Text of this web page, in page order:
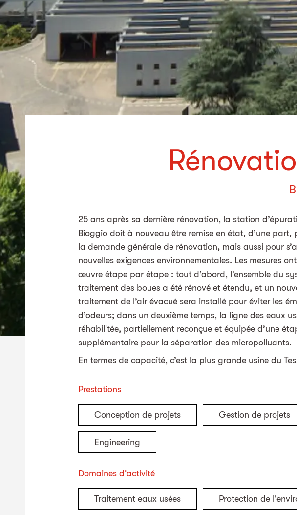
25 ans après sa dernière rénovation, la station
Bioggio doit à nouveau être remise en état, d’une part,
la demande générale de rénovation, mais aussi pour
nouvelles exigences environnementales. Les mesures
œuvre étape par étape : tout d’abord, l’ensemble du
traitement des boues a été rénové et étendu, et un
traitement de l’air évacué sera installé pour éviter les
d’odeurs; dans un deuxième temps, la ligne des eaux
réhabilitée, partiellement reconçue et équipée d’une
supplémentaire pour la séparation des micropolluants.
En termes de capacité, c’est la plus grande usine du
Prestations
Conception de projets Gestion de projets
Engineering
Domaines d'activité
Traitement eaux usées Protection de